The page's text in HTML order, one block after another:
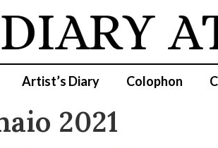
Artist’s Diary Colophon
2021